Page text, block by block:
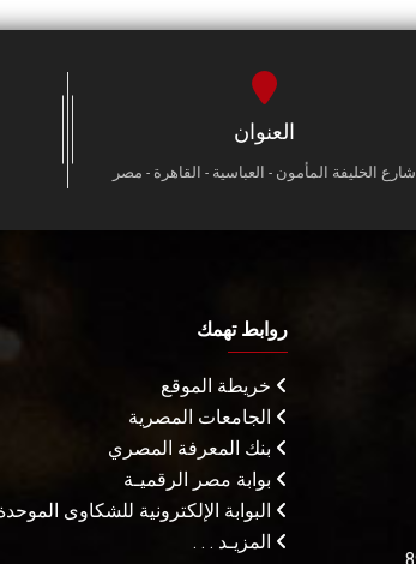
العنوان
شارع الخليفة المأمون - العباسية - القاهرة - مصر
روابط تهمك
خريطة الموقع
الجامعات المصرية
بنك المعرفة المصري
بوابة مصر الرقميـة
البوابة الإلكترونية للشكاوى
المزيـد . . .